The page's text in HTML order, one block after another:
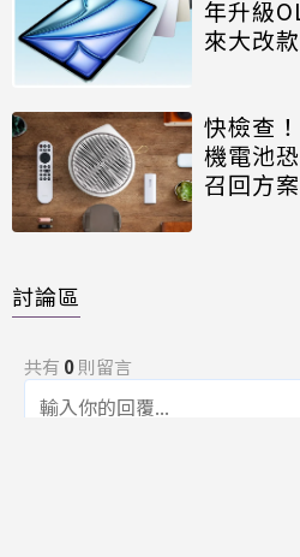
年升級
來大改款
快檢查
機電池
召回方案
討論區
共有 0則留言